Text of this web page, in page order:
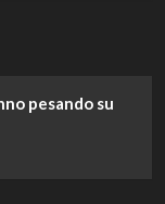
pesando su